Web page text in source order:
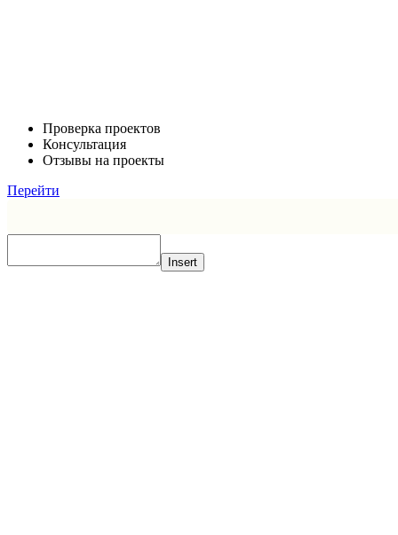
Проверка проектов
Консультация
Отзывы на проекты
Перейти
Insert